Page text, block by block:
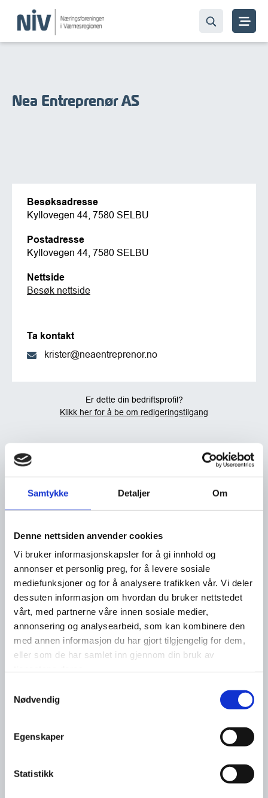
Samtykke Detaljer Om
Denne nettsiden anvender cookies
Vi bruker informasjonskapsler for å gi innhold og
annonser et personlig preg, for å levere sosiale
mediefunksjoner og for å analysere trafikken vår. Vi deler
dessuten informasjon om hvordan du bruker nettstedet
vårt, med partnerne våre innen sosiale medier,
annonsering og analysearbeid, som kan kombinere den
med annen informasjon du har gjort tilgjengelig for dem,
eller som de har samlet inn gjennom din bruk av
Nødvendig
Egenskaper
Statistikk
Nea Entreprenør AS
Besøksadresse
Kyllovegen 44, 7580 SELBU
Postadresse
Kyllovegen 44, 7580 SELBU
Nettside
Besøk nettside
Ta kontakt
krister@neaentreprenor.no
Er dette din bedriftsprofil?
Klikk her for å be om redigeringstilgang